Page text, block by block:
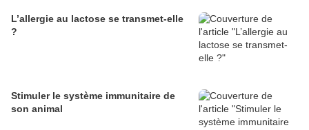
L’allergie au lactose se transmet-elle
?
Stimuler le système immunitaire de
son animal